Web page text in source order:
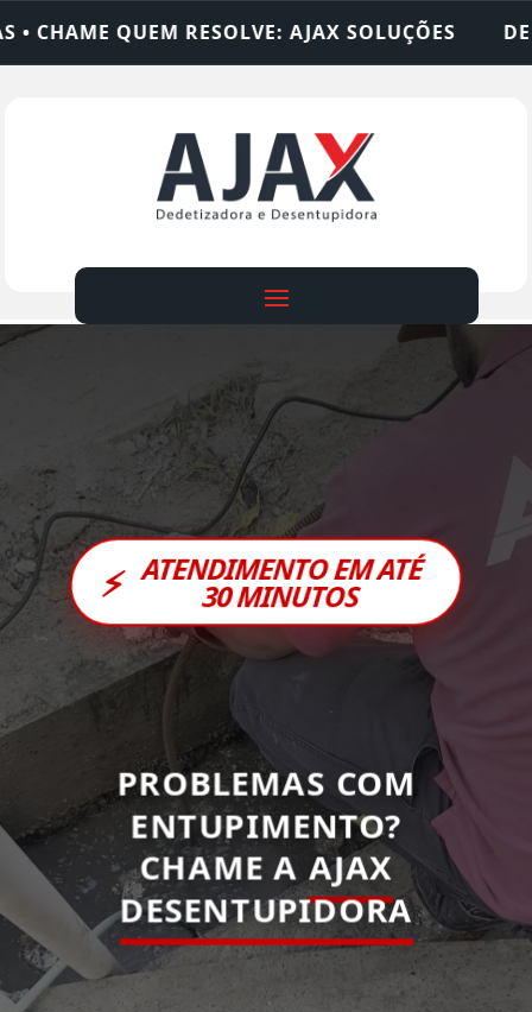
AJAX SOLUÇÕES DEDETIZADORA •
⚡ ATENDIMENTO EM ATÉ
30 MINUTOS
PROBLEMAS COM
ENTUPIMENTO?
CHAME A AJAX
DESENTUPIDORA